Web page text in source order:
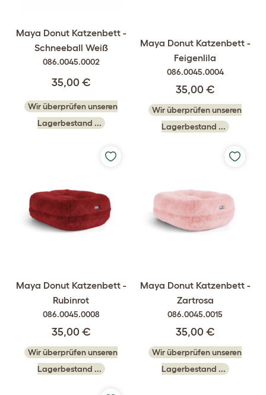
Maya Donut Katzenbett -
Schneeball Weiß
086.0045.0002
35,00 €
Wir überprüfen unseren
Lagerbestand ...
Maya Donut Katzenbett -
Feigenlila
086.0045.0004
35,00 €
Wir überprüfen unseren
Lagerbestand ...
Maya Donut Katzenbett -
Rubinrot
086.0045.0008
35,00 €
Wir überprüfen unseren
Lagerbestand ...
Maya Donut Katzenbett -
Zartrosa
086.0045.0015
35,00 €
Wir überprüfen unseren
Lagerbestand ...